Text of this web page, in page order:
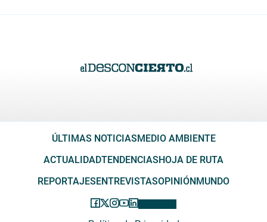
ÚLTIMAS NOTICIASMEDIO AMBIENTE
ACTUALIDADTENDENCIASHOJA DE RUTA
REPORTAJESENTREVISTASOPINIÓNMUNDO